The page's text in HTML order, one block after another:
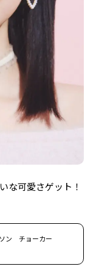
な可愛さゲット！
ソン チョーカー